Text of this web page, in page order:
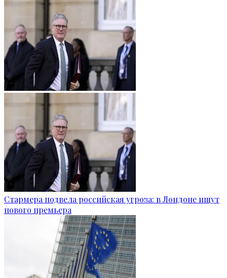
Стармера подвела российская угроза: в Лондоне ищут
нового премьера